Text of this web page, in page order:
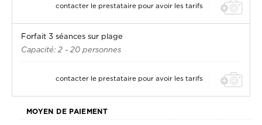
contacter le prestataire pour avoir les tarifs
Forfait 3 séances sur plage
Capacité: 2 - 20 personnes
contacter le prestataire pour avoir les tarifs
MOYEN DE PAIEMENT